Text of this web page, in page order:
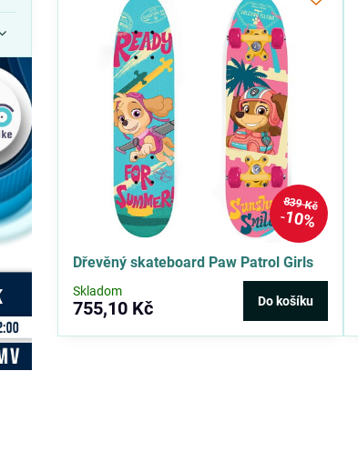
839 Kč
10%
Dřevěný skateboard Paw Patrol Girls
Skladom
755,10 Kč Do košíku